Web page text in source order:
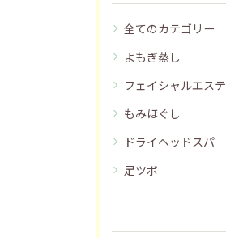
全てのカテゴリー
よもぎ蒸し
フェイシャルエステ
もみほぐし
ドライヘッドスパ
足ツボ